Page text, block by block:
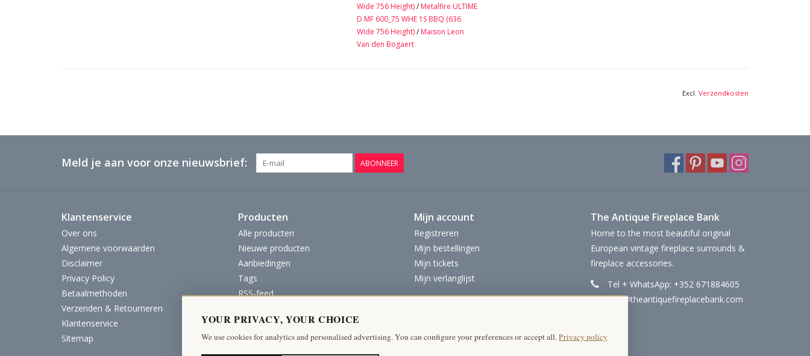
Wide 756 Height)/ Metalfire ULTIME
D MF 600_75 WHE 1S BBQ (636
Wide 756 Height)/ Maison Leon
Van den Bogaert
Excl. Verzendkosten
Meld je aan voor onze nieuwsbrief: ABONNEER
Klantenservice
Over ons
Algemene voorwaarden
Disclaimer
Privacy Policy
Betaalmethoden
Verzenden & Retourneren
Klantenservice
Sitemap
Producten
Alle producten
Nieuwe producten
Aanbiedingen
Tags
RSS-feed
Mijn account
Registreren
Mijn bestellingen
Mijn tickets
Mijn verlanglijst
The Antique Fireplace Bank
Home to the most beautiful original
European vintage fireplace surrounds &
fireplace accessories.
Tel + WhatsApp: +352 671884605
info@theantiquefireplacebank.com
YOUR PRIVACY, YOUR CHOICE
We use cookies for analytics and personalised advertising. You can configure your preferences or accept all.Privacy policy